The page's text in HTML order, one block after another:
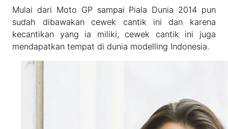
Mulai dari Moto GP sampai Piala Dunia 2014 pun
sudah dibawakan cewek cantik ini dan karena
kecantikan yang ia miliki, cewek cantik ini juga
mendapatkan tempat di dunia modelling Indonesia.